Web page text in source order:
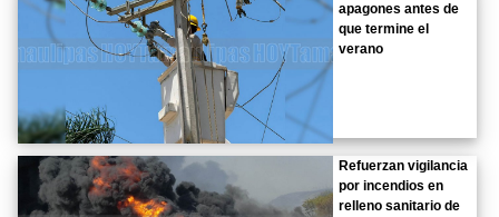
apagones antes de
que termine el
verano
Refuerzan vigilancia
por incendios en
relleno sanitario de